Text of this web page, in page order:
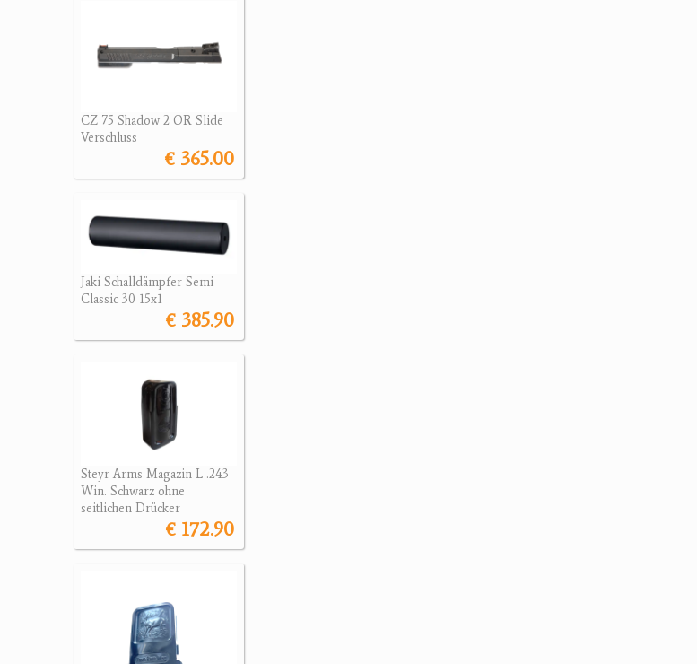
CZ 75 Shadow 2 OR Slide
Verschluss
€ 365.00
Jaki Schalldämpfer Semi
Classic 30 15x1
€ 385.90
Steyr Arms Magazin L .243
Win. Schwarz ohne
seitlichen Drücker
€ 172.90